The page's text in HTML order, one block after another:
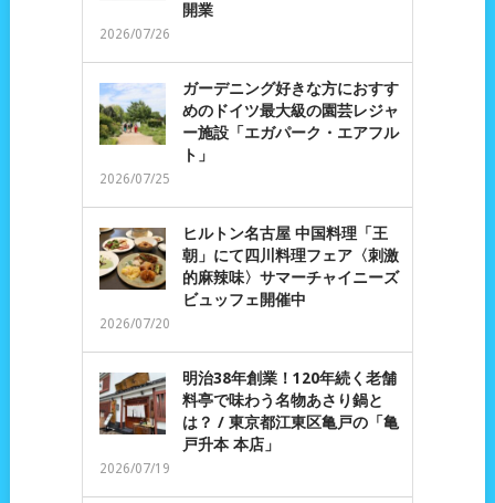
開業
2026/07/26
ガーデニング好きな方におすす
めのドイツ最大級の園芸レジャ
ー施設「エガパーク・エアフル
ト」
2026/07/25
ヒルトン名古屋 中国料理「王
朝」にて四川料理フェア〈刺激
的麻辣味〉サマーチャイニーズ
ビュッフェ開催中
2026/07/20
明治38年創業！120年続く老舗
料亭で味わう名物あさり鍋と
は？ / 東京都江東区亀戸の「亀
戸升本 本店」
2026/07/19